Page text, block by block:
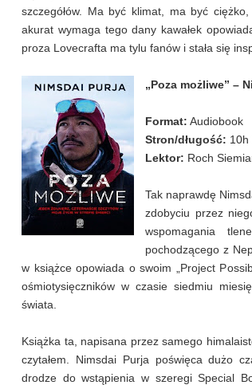
szczegółów. Ma być klimat, ma być
akurat wymaga tego dany kawałek
proza Lovecrafta ma tylu fanów i stała się
„Poza możliwe” –
Format: Audiobook
Stron/długość: 10h
Lektor: Roch
Tak naprawdę
zdobyciu przez
wspomagania
pochodzącego z
w książce opowiada o swoim „Project
ośmiotysięczników w czasie siedmiu
świata.
Książka ta, napisana przez samego
czytałem. Nimsdai Purja poświęca dużo
drodze do wstąpienia w szeregi Special